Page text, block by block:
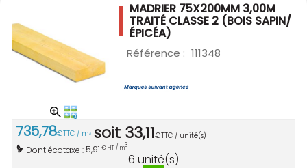
MADRIER 75X200MM 3,00M
TRAITÉ CLASSE 2 (BOIS SAPIN/
ÉPICÉA)
Référence : 111348
735,78€TTC / m3 soit 33,11€TTC / unité(s)
Dont écotaxe : 5,91 € HT / m3
6 unité(s)